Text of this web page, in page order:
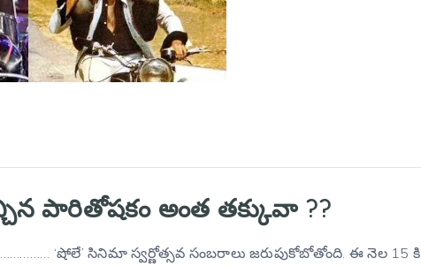
పారితోషకం అంత తక్కువా ??
‘షోలే’ సినిమా స్వర్ణోత్సవ సంబరాలు జరుపుకోబోతోంది. ఈ నెల 15 కి